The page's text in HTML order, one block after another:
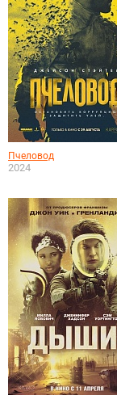
Пчеловод
2024